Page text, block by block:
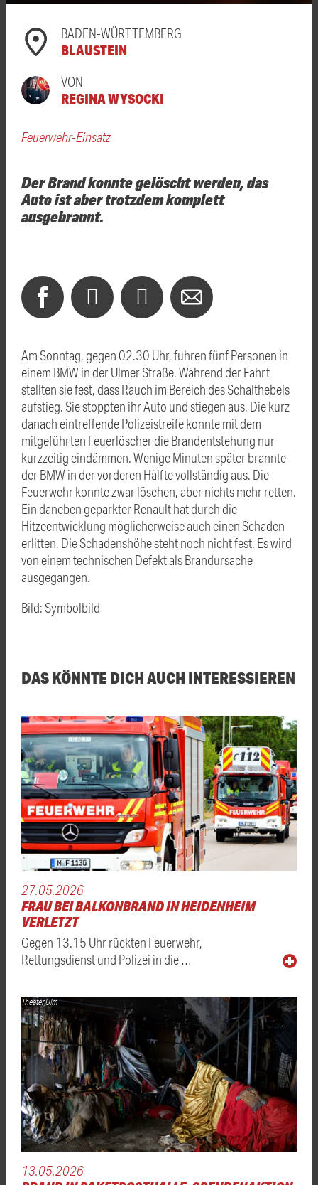
BADEN-WÜRTTEMBERG
BLAUSTEIN
VON
REGINA WYSOCKI
Feuerwehr-Einsatz
Der Brand konnte gelöscht werden, das
Auto ist aber trotzdem komplett
ausgebrannt.
Am Sonntag, gegen 02.30 Uhr, fuhren fünf Personen in
einem BMW in der Ulmer Straße. Während der Fahrt
stellten sie fest, dass Rauch im Bereich des Schalthebels
aufstieg. Sie stoppten ihr Auto und stiegen aus. Die kurz
danach eintreffende Polizeistreife konnte mit dem
mitgeführten Feuerlöscher die Brandentstehung nur
kurzzeitig eindämmen. Wenige Minuten später brannte
der BMW in der vorderen Hälfte vollständig aus. Die
Feuerwehr konnte zwar löschen, aber nichts mehr retten.
Ein daneben geparkter Renault hat durch die
Hitzeentwicklung möglicherweise auch einen Schaden
erlitten. Die Schadenshöhe steht noch nicht fest. Es wird
von einem technischen Defekt als Brandursache
ausgegangen.
Bild: Symbolbild
DAS KÖNNTE DICH AUCH INTERESSIEREN
27.05.2026
FRAU BEI BALKONBRAND IN HEIDENHEIM
VERLETZT
Gegen 13.15 Uhr rückten Feuerwehr,
Rettungsdienst und Polizei in die …
Theater Ulm
13.05.2026